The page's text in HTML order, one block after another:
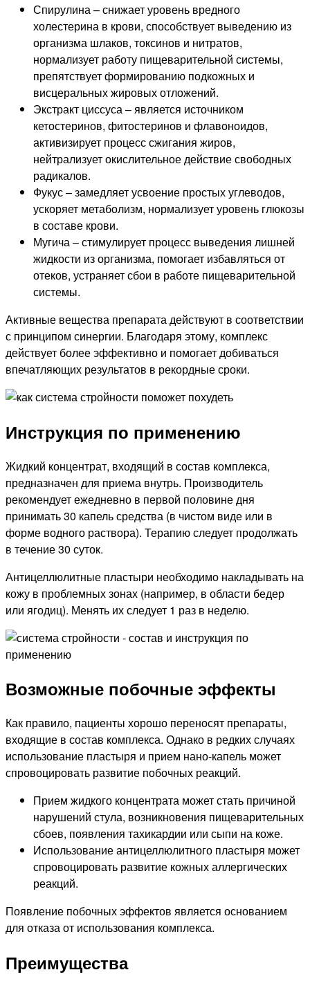
Спирулина – снижает уровень вредного
холестерина в крови, способствует выведению из
организма шлаков, токсинов и нитратов,
нормализует работу пищеварительной системы,
препятствует формированию подкожных и
висцеральных жировых отложений.
Экстракт циссуса – является источником
кетостеринов, фитостеринов и флавоноидов,
активизирует процесс сжигания жиров,
нейтрализует окислительное действие свободных
радикалов.
Фукус – замедляет усвоение простых углеводов,
ускоряет метаболизм, нормализует уровень глюкозы
в составе крови.
Мугича – стимулирует процесс выведения лишней
жидкости из организма, помогает избавляться от
отеков, устраняет сбои в работе пищеварительной
системы.
Активные вещества препарата действуют в соответствии
с принципом синергии. Благодаря этому, комплекс
действует более эффективно и помогает добиваться
впечатляющих результатов в рекордные сроки.
Инструкция по применению
Жидкий концентрат, входящий в состав комплекса,
предназначен для приема внутрь. Производитель
рекомендует ежедневно в первой половине дня
принимать 30 капель средства (в чистом виде или в
форме водного раствора). Терапию следует продолжать
в течение 30 суток.
Антицеллюлитные пластыри необходимо накладывать на
кожу в проблемных зонах (например, в области бедер
или ягодиц). Менять их следует 1 раз в неделю.
Возможные побочные эффекты
Как правило, пациенты хорошо переносят препараты,
входящие в состав комплекса. Однако в редких случаях
использование пластыря и прием нано-капель может
спровоцировать развитие побочных реакций.
Прием жидкого концентрата может стать причиной
нарушений стула, возникновения пищеварительных
сбоев, появления тахикардии или сыпи на коже.
Использование антицеллюлитного пластыря может
спровоцировать развитие кожных аллергических
реакций.
Появление побочных эффектов является основанием
для отказа от использования комплекса.
Преимущества